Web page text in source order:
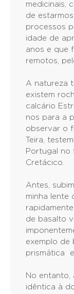
medicinais,
de
processos
idade de
anos e que
remotos,
A natureza
existem
calcário
nos para a
observar o
Teira,
Portugal no
Cretácico.
Antes,
minha lente
de basalto
exemplo de
prismática
No entanto,
idêntica à